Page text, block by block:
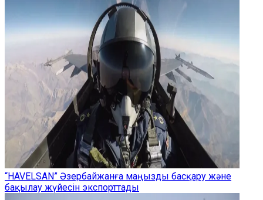
“HAVELSAN” Әзербайжанға маңызды басқару және
бақылау жүйесін экспорттады